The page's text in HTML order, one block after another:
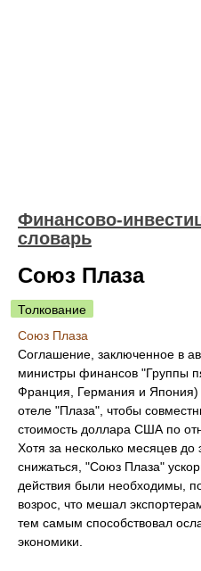
Финансово-
словарь
Союз Плаза
Толкование
Союз Плаза
Соглашение, заключенное в
министры финансов "Группы
Франция, Германия и Япония)
отеле "Плаза", чтобы
стоимость доллара США по
Хотя за несколько месяцев до
снижаться, "Союз Плаза"
действия были необходимы,
возрос, что мешал
тем самым способствовал
экономики.